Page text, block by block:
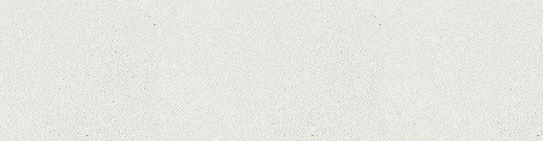
Descoperire remarcabilă. Genomul uman nu mai
are secrete